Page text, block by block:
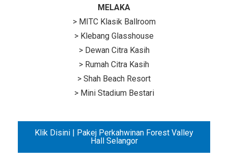
MELAKA
> MITC Klasik Ballroom
> Klebang Glasshouse
> Dewan Citra Kasih
> Rumah Citra Kasih
> Shah Beach Resort
> Mini Stadium Bestari
Klik Disini | Pakej Perkahwinan Forest Valley
Hall Selangor